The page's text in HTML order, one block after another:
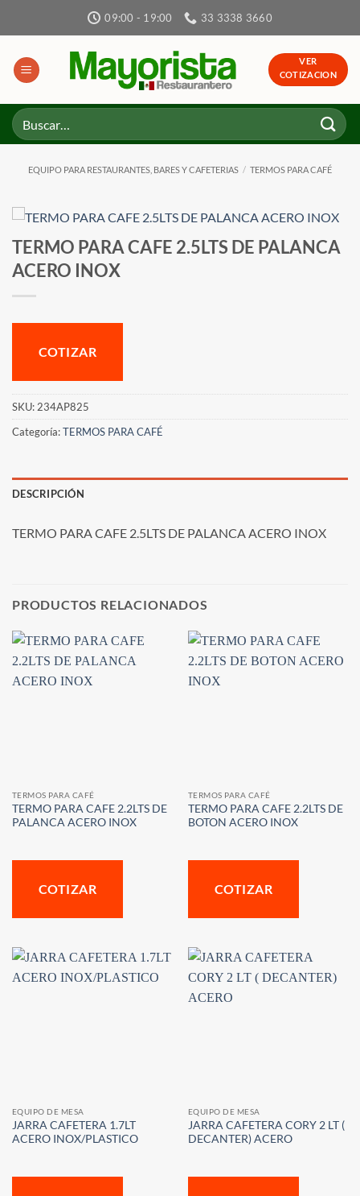
09:00 - 19:00 33 3338 3660
VER
COTIZACION
Buscar
por:
EQUIPO PARA RESTAURANTES, BARES Y CAFETERIAS / TERMOS PARA CAFÉ
TERMO PARA CAFE 2.5LTS DE PALANCA
ACERO INOX
COTIZAR
SKU: 234AP825
Categoría:TERMOS PARA CAFÉ
DESCRIPCIÓN
TERMO PARA CAFE 2.5LTS DE PALANCA ACERO INOX
PRODUCTOS RELACIONADOS
TERMOS PARA CAFÉ
TERMO PARA CAFE 2.2LTS DE
PALANCA ACERO INOX
COTIZAR
TERMOS PARA CAFÉ
TERMO PARA CAFE 2.2LTS DE
BOTON ACERO INOX
COTIZAR
EQUIPO DE MESA
JARRA CAFETERA 1.7LT
ACERO INOX/PLASTICO
EQUIPO DE MESA
JARRA CAFETERA CORY 2 LT (
DECANTER) ACERO